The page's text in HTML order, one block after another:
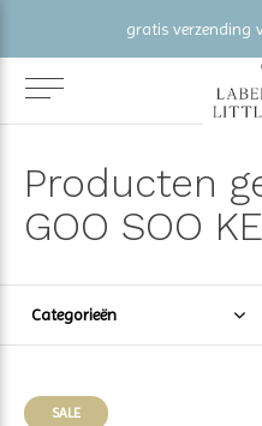
gratis verzending
Producten
GOO SOO
Categorieën
SALE